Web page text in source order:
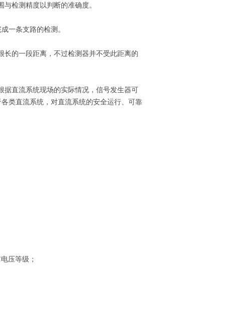
检测精度以判断的准确度。
一条支路的检测。
的一段距离，不过检测器并不受此距离的
直流系统现场的实际情况，信号发生器可
类直流系统，对直流系统的安全运行、可靠
压等级；